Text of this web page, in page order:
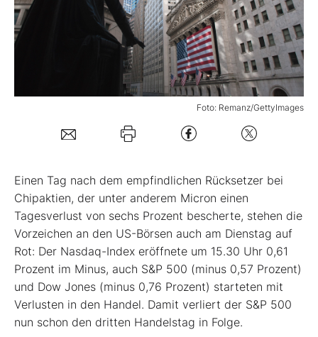
Mein B:O
Foto: Remanz/GettyImages
Einen Tag nach dem empfindlichen Rücksetzer bei
Chipaktien, der unter anderem Micron einen
Tagesverlust von sechs Prozent bescherte, stehen die
Vorzeichen an den US-Börsen auch am Dienstag auf
Rot: Der Nasdaq-Index eröffnete um 15.30 Uhr 0,61
Prozent im Minus, auch S&P 500 (minus 0,57 Prozent)
und Dow Jones (minus 0,76 Prozent) starteten mit
Verlusten in den Handel. Damit verliert der S&P 500
nun schon den dritten Handelstag in Folge.